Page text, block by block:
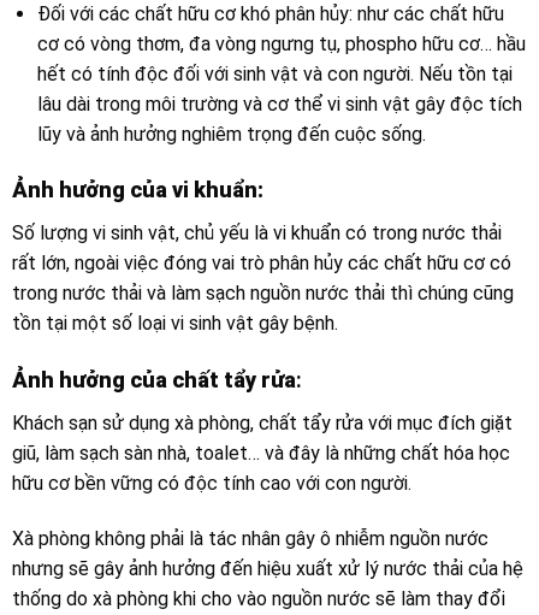
Đối với các chất hữu cơ khó phân hủy: như các chất hữu
cơ có vòng thơm, đa vòng ngưng tụ, phospho hữu cơ… hầu
hết có tính độc đối với sinh vật và con người. Nếu tồn tại
lâu dài trong môi trường và cơ thể vi sinh vật gây độc tích
lũy và ảnh hưởng nghiêm trọng đến cuộc sống.
Ảnh hưởng của vi khuẩn:
Số lượng vi sinh vật, chủ yếu là vi khuẩn có trong nước thải
rất lớn, ngoài việc đóng vai trò phân hủy các chất hữu cơ có
trong nước thải và làm sạch nguồn nước thải thì chúng cũng
tồn tại một số loại vi sinh vật gây bệnh.
Ảnh hưởng của chất tẩy rửa:
Khách sạn sử dụng xà phòng, chất tẩy rửa với mục đích giặt
giũ, làm sạch sàn nhà, toalet… và đây là những chất hóa học
hữu cơ bền vững có độc tính cao với con người.
Xà phòng không phải là tác nhân gây ô nhiễm nguồn nước
nhưng sẽ gây ảnh hưởng đến hiệu xuất xử lý nước thải của hệ
thống do xà phòng khi cho vào nguồn nước sẽ làm thay đổi